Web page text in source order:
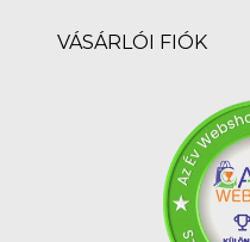
VÁSÁRLÓI FIÓK